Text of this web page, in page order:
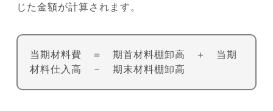
じた金額が計算されます。
当期材料費 ＝ 期首材料棚卸高 ＋ 当期
材料仕入高 － 期末材料棚卸高